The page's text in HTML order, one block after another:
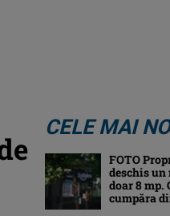
CELE MAI
FOTO
deschis un
doar 8 mp.
cumpăra